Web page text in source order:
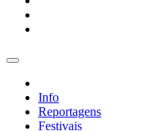
Info
Reportagens
Festivais